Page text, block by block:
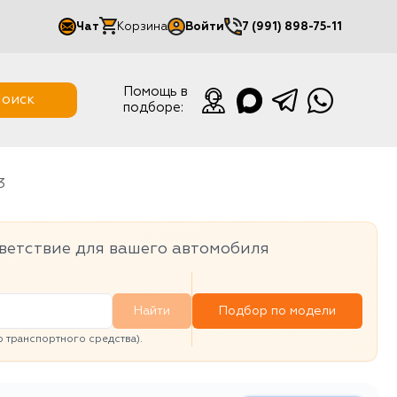
Чат Корзина Войти
Мой кабинет
7 (991) 898-75-11
Помощь в
подборе:
для вашего автомобиля
Найти
средства).
Подбор по модели